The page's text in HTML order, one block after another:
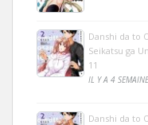
Danshi da to
Seikatsu ga
11
IL Y A 4
Danshi da to